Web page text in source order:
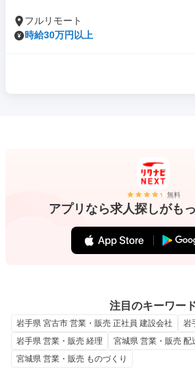
フルリモート
時給30万円以上
無料
アプリなら求人探しがも
注目のキーワー
岩手県 宮古市 営業・販売 正社員 建設会社
岩
岩手県 営業・販売 経理
宮城県 営業・販売 配
宮城県 営業・販売 ものづくり